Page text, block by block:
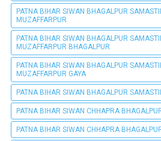
PATNA BIHAR SIWAN BHAGALPUR
MUZAFFARPUR
PATNA BIHAR SIWAN BHAGALPUR
MUZAFFARPUR BHAGALPUR
PATNA BIHAR SIWAN BHAGALPUR
MUZAFFARPUR GAYA
PATNA BIHAR SIWAN BHAGALPUR
PATNA BIHAR SIWAN CHHAPRA
PATNA BIHAR SIWAN CHHAPRA